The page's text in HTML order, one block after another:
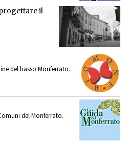
il
del basso Monferrato.
del Monferrato.